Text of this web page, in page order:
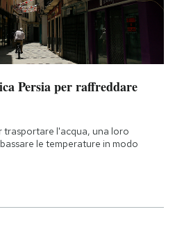
Persia per raffreddare
trasportare l'acqua, una loro
le temperature in modo